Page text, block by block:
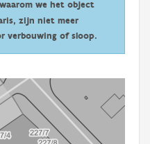
we het object
zijn niet meer
verbouwing of sloop.